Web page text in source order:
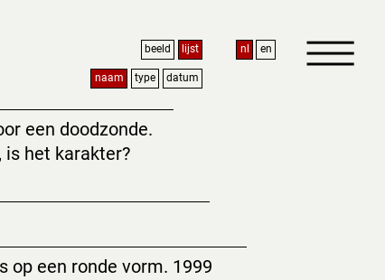
en
nl
lijst
beeld
datum
type
naam
een doodzonde.
is het karakter?
op een ronde vorm. 1999